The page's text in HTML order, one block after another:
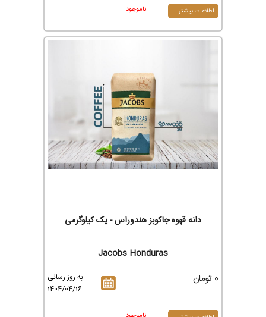
اطلاعات بیشتر... ناموجود
دانه قهوه جاکوبز هندوراس - یک کیلوگرمی
Jacobs Honduras
به روز رسانی
1404/04/16
0 تومان